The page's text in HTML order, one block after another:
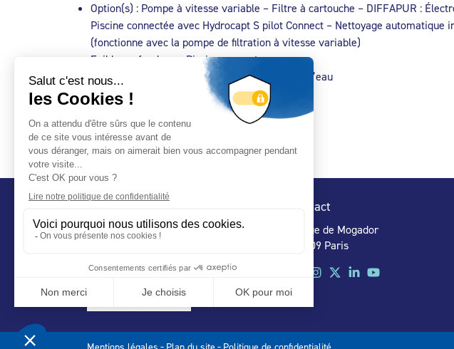
Option(s) : Pompe à vitesse variable – Filtre à cartouche – DIFFAPUR :
Piscine connectée avec Hydrocapt S pilot Connect – Nettoyage automatique
(fonctionne avec la pompe de filtration à vitesse variable)
Faible profondeur – Piscine couverte
Equipements peu consommateur d’énergie et d’eau
Contact
32 rue de Mogador
75 009 Paris
Mentions légales - Plan du site - Politique de confidentialité